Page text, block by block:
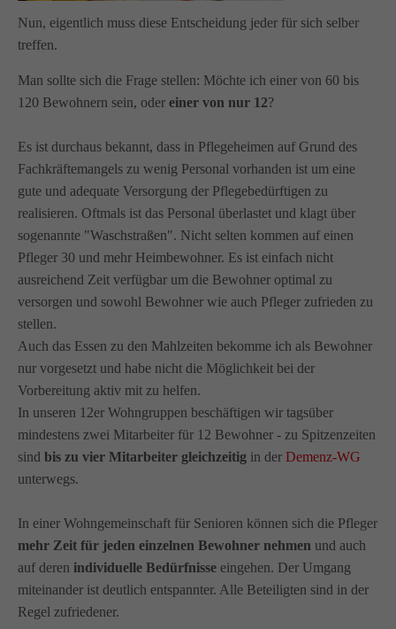
info@amicus-pflege.de
Nun, eigentlich muss diese Entscheidung jeder für sich selber
treffen.
Man sollte sich die Frage stellen: Möchte ich einer von 60 bis
120 Bewohnern sein, oder einer von nur 12?
Es ist durchaus bekannt, dass in Pflegeheimen auf Grund des
Fachkräftemangels zu wenig Personal vorhanden ist um eine
gute und adequate Versorgung der Pflegebedürftigen zu
realisieren. Oftmals ist das Personal überlastet und klagt über
sogenannte "Waschstraßen". Nicht selten kommen auf einen
Pfleger 30 und mehr Heimbewohner. Es ist einfach nicht
ausreichend Zeit verfügbar um die Bewohner optimal zu
versorgen und sowohl Bewohner wie auch Pfleger zufrieden zu
stellen.
Auch das Essen zu den Mahlzeiten bekomme ich als Bewohner
nur vorgesetzt und habe nicht die Möglichkeit bei der
Vorbereitung aktiv mit zu helfen.
In unseren 12er Wohngruppen beschäftigen wir tagsüber
mindestens zwei Mitarbeiter für 12 Bewohner - zu Spitzenzeiten
sind bis zu vier Mitarbeiter gleichzeitig in der Demenz-WG
unterwegs.
In einer Wohngemeinschaft für Senioren können sich die Pfleger
mehr Zeit für jeden einzelnen Bewohner nehmen und auch
auf deren individuelle Bedürfnisse eingehen. Der Umgang
miteinander ist deutlich entspannter. Alle Beteiligten sind in der
Regel zufriedener.